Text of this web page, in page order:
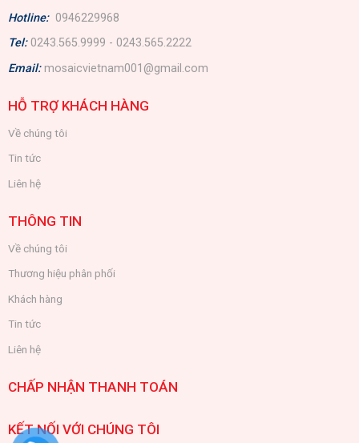
Hotline: 0946229968
Tel: 0243.565.9999 - 0243.565.2222
Email: mosaicvietnam001@gmail.com
HỖ TRỢ KHÁCH HÀNG
Về chúng tôi
Tin tức
Liên hệ
THÔNG TIN
Về chúng tôi
Thương hiệu phân phối
Khách hàng
Tin tức
Liên hệ
CHẤP NHẬN THANH TOÁN
KẾT NỐI VỚI CHÚNG TÔI